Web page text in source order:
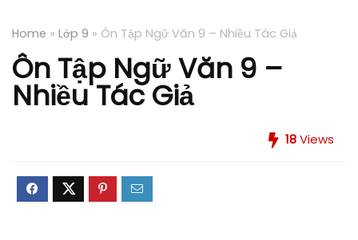
Home » Lớp 9 » Ôn Tập Ngữ Văn 9 – Nhiều Tác Giả
Ôn Tập Ngữ Văn 9 –
Nhiều Tác Giả
18Views